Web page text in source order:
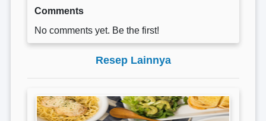
Comments
No comments yet. Be the first!
Resep Lainnya